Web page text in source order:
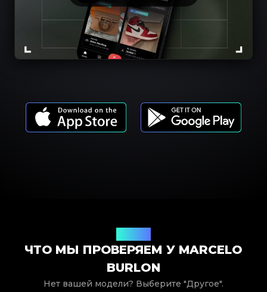
ЧТО МЫ ПРОВЕРЯЕМ У MARCELO
BURLON
Нет вашей модели? Выберите "Другое".